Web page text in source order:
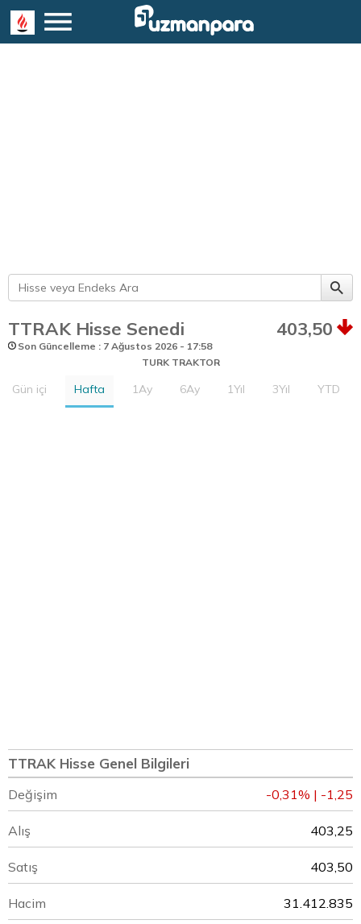
TTRAK Hisse Senedi 403,50
Son Güncelleme : 7 Ağustos 2026 - 17:58
TURK TRAKTOR
Gün içi Hafta 1Ay 6Ay 1Yıl 3Yıl YTD
TTRAK Hisse Genel Bilgileri
Değişim -0,31% | -1,25
Alış 403,25
Satış 403,50
Hacim 31.412.835